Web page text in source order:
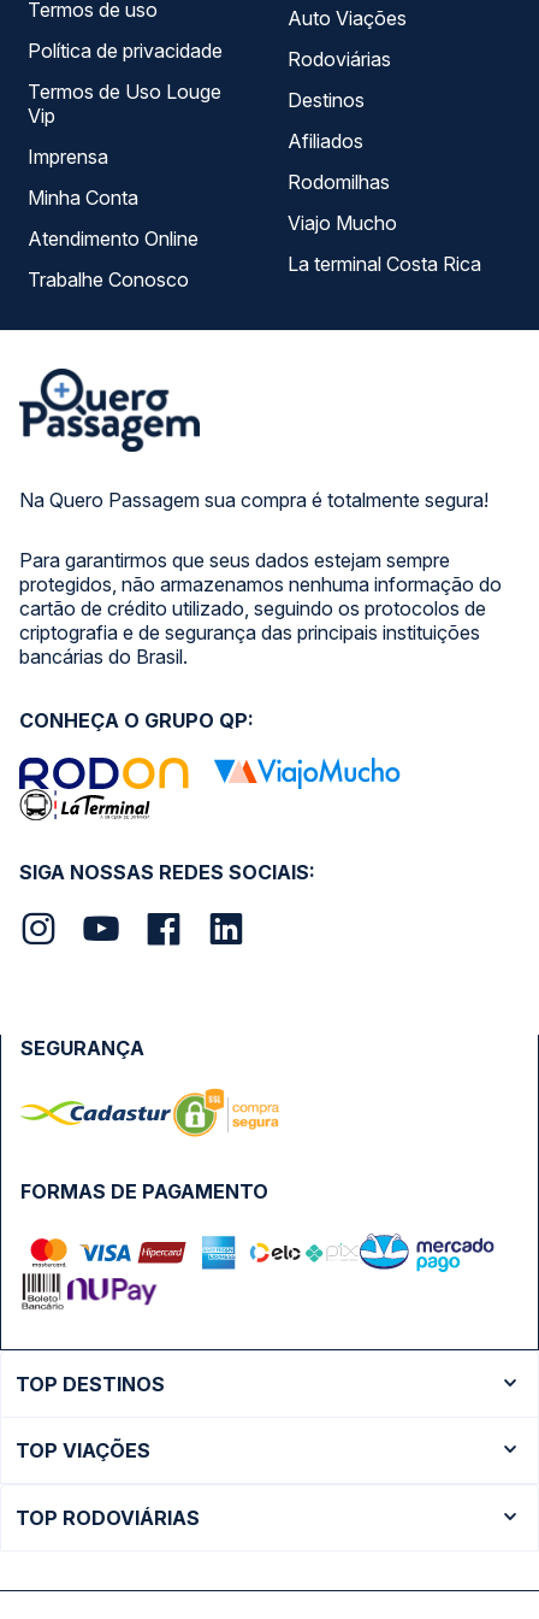
Na Quero Passagem sua compra é totalmente segura!
Para garantirmos que seus dados estejam sempre
protegidos, não armazenamos nenhuma informação do
cartão de crédito utilizado, seguindo os protocolos de
criptografia e de segurança das principais instituições
bancárias do Brasil.
Termos de uso
Política de privacidade
Termos de Uso Louge
Vip
Imprensa
Minha Conta
Atendimento Online
Trabalhe Conosco
Auto Viações
Rodoviárias
Destinos
Afiliados
Rodomilhas
Viajo Mucho
La terminal Costa Rica
SIGA NOSSAS REDES SOCIAIS:
CONHEÇA O GRUPO QP:
FORMAS DE PAGAMENTO
SEGURANÇA
TOP DESTINOS
Ônibus São Paulo
TOP VIAÇÕES
TOP RODOVIÁRIAS